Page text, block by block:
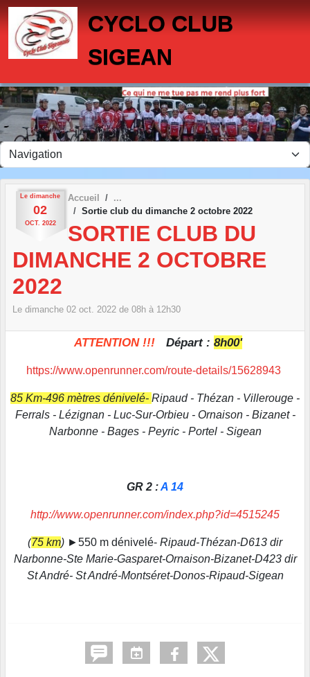
CYCLO CLUB
SIGEAN
Le dimanche
02
OCT. 2022
Accueil
Sortie club du dimanche 2 octobre 2022
SORTIE CLUB DU
DIMANCHE 2 OCTOBRE
2022
Le dimanche 02 oct. 2022 de 08h à 12h30
ATTENTION !!! Départ : 8h00'
https://www.openrunner.com/route-details/15628943
85 Km-496 mètres dénivelé- Ripaud - Thézan - Villerouge -
Ferrals - Lézignan - Luc-Sur-Orbieu - Ornaison - Bizanet -
Narbonne - Bages - Peyric - Portel - Sigean
GR 2 :A 14
http://www.openrunner.com/index.php?id=4515245
(75 km) ►550 m dénivelé- Ripaud-Thézan-D613 dir
Narbonne-Ste Marie-Gasparet-Ornaison-Bizanet-D423 dir
St André- St André-Montséret-Donos-Ripaud-Sigean
Panneau de gestion des cookies